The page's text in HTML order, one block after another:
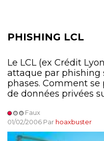
PHISHING LCL
Le LCL (ex Crédit
attaque par phishing
phases. Comment
de données privées
Faux
01/02/2006 Par hoaxbuster